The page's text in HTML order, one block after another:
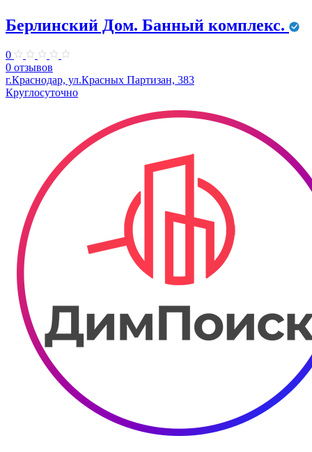
Берлинский Дом. Банный комплекс.
0
0 отзывов
г.Краснодар, ул.Красных Партизан, 383
Круглосуточно